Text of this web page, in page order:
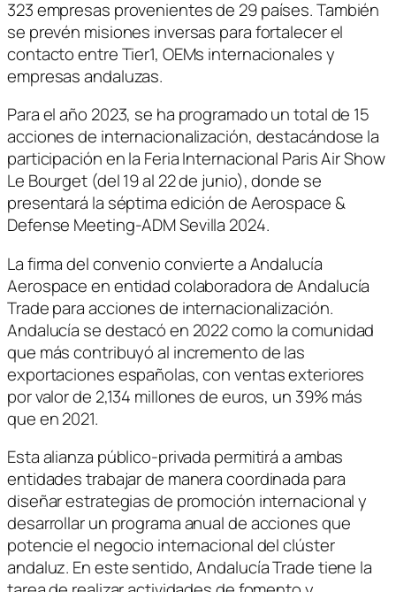
323 empresas provenientes de 29 países. También
se prevén misiones inversas para fortalecer el
contacto entre Tier1, OEMs internacionales y
empresas andaluzas.
Para el año 2023, se ha programado un total de 15
acciones de internacionalización, destacándose la
participación en la Feria Internacional Paris Air Show
Le Bourget (del 19 al 22 de junio), donde se
presentará la séptima edición de Aerospace &
Defense Meeting-ADM Sevilla 2024.
La firma del convenio convierte a Andalucía
Aerospace en entidad colaboradora de Andalucía
Trade para acciones de internacionalización.
Andalucía se destacó en 2022 como la comunidad
que más contribuyó al incremento de las
exportaciones españolas, con ventas exteriores
por valor de 2,134 millones de euros, un 39% más
que en 2021.
Esta alianza público-privada permitirá a ambas
entidades trabajar de manera coordinada para
diseñar estrategias de promoción internacional y
desarrollar un programa anual de acciones que
potencie el negocio internacional del clúster
andaluz. En este sentido, Andalucía Trade tiene la